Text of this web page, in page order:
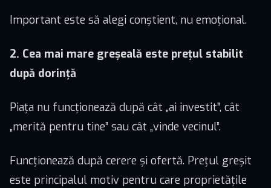
Important este să alegi conștient, nu emoțional.
2. Cea mai mare greșeală este prețul stabilit
după dorință
Piața nu funcționează după cât „ai investit”, cât
„merită pentru tine” sau cât „vinde vecinul”.
Funcționează după cerere și ofertă. Prețul greșit
este principalul motiv pentru care proprietățile